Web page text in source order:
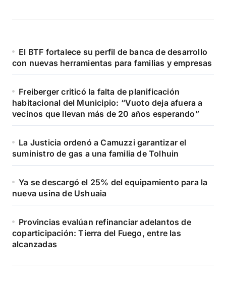
El BTF fortalece su perfil de banca de desarrollo
con nuevas herramientas para familias y empresas
Freiberger criticó la falta de planificación
habitacional del Municipio: “Vuoto deja afuera a
vecinos que llevan más de 20 años esperando”
La Justicia ordenó a Camuzzi garantizar el
suministro de gas a una familia de Tolhuin
Ya se descargó el 25% del equipamiento para la
nueva usina de Ushuaia
Provincias evalúan refinanciar adelantos de
coparticipación: Tierra del Fuego, entre las
alcanzadas